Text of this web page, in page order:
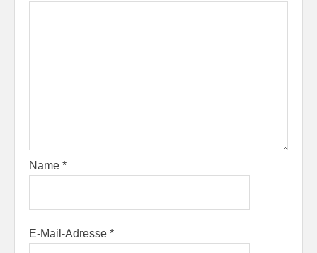
Name *
E-Mail-Adresse *